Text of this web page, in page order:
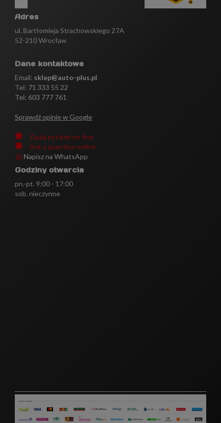
Adres
ul. Bartłomieja Strachowskiego 27A
52-210 Wrocław
Dane kontaktowe
Email: sklep@auto-plus.pl
Tel: 71 333 55 22
Tel: 603 777 761
Sprawdź opinie w Google
Zadaj pytanie on-line
Ask a question online
Napisz na WhatsApp
Godziny otwarcia
pn.-pt. 9:00 - 17:00
sob. nieczynne